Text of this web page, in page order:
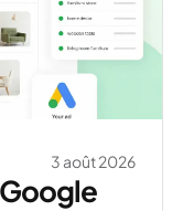
3 août 2026